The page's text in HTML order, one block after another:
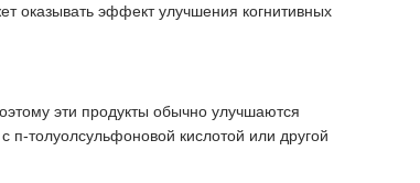
оказывать эффект улучшения когнитивных
эти продукты обычно улучшаются
п-толуолсульфоновой кислотой или другой